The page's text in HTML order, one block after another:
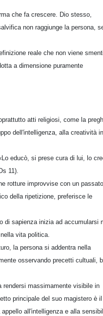
che fa crescere. Dio stesso,
non raggiunge la persona,
reale che non viene
a dimensione puramente
atti religiosi, come la
dell'intelligenza, alla creatività in
educò, si prese cura di lui, lo
11).
rotture improvvise con un passato
della ripetizione, preferisce le
di sapienza inizia ad accumularsi
vita politica.
la persona si addentra nella
osservando precetti cultuali,
rendersi massimamente visibile in
principale del suo magistero è il
all'intelligenza e alla